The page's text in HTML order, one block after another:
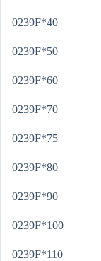
0239F*40
0239F*50
0239F*60
0239F*70
0239F*75
0239F*80
0239F*90
0239F*100
0239F*110